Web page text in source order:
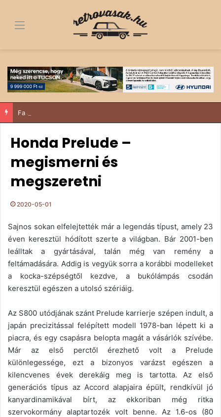
Menü
Honda Prelude –
megismerni és
megszeretni
2020-05-01
Sajnos sokan elfelejtették már a legendás típust, amely 23
éven keresztül hódított szerte a világban. Bár 2001-ben
leálltak a gyártásával, talán még van remény a
feltámadására. Addig is vegyük sorra a korábbi modelleket
a kocka-szépségtől kezdve, a bukólámpás csodán
keresztül egészen a utolsó szériáig.
Az S800 utódjának szánt Prelude karrierje szépen indult, a
japán precizitással felépített modell 1978-ban lépett ki a
piacra, és egy csapásra belopta magát a vásárlók szívébe.
Már az első perctől érezhető volt a Prelude
különlegessége, ezt a bizonyos varázst egészen a
kilencvenes évek derekáig meg is tartotta. Az első
generációs típus az Accord alapjaira épült, rendkívül jó
kanyardinamikával bírt, az ekkoriban még ritka
szervokormány alaptartozék volt benne. Az 1.6-os (80